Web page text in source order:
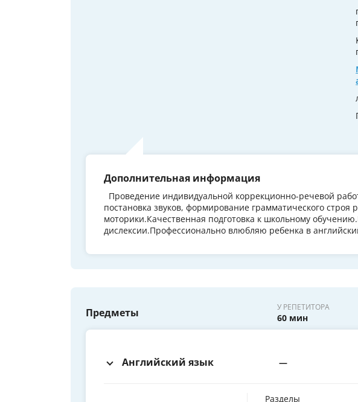
Дополнительная информация
Проведение индивидуальной коррекционно-речевой
постановка звуков, формирование грамматического строя
моторики.Качественная подготовка к школьному
дислексии.Профессионально влюбляю ребенка в
Предметы У РЕПЕТИТОРА
60 мин
Английский язык —
Разделы